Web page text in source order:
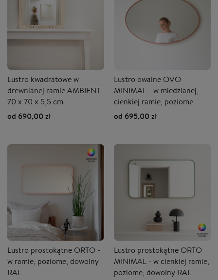
Lustro kwadratowe w
drewnianej ramie AMBIENT
70 x 70 x 5,5 cm
od 690,00 zł
Lustro owalne OVO
MINIMAL - w miedzianej,
cienkiej ramie, poziome
od 695,00 zł
Lustro prostokątne ORTO -
w ramie, poziome, dowolny
RAL
Lustro prostokątne ORTO
MINIMAL - w cienkiej ramie,
poziome, dowolny RAL